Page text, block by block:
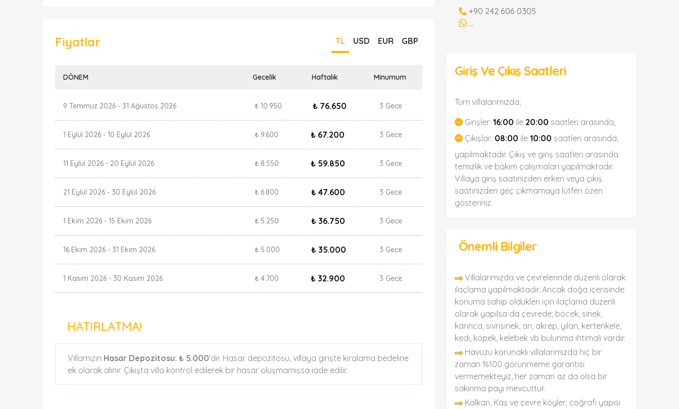
Fiyatlar TL USD EUR GBP
DÖNEM Gecelik Haftalık Minumum
9 Temmuz 2026 - 31 Ağustos 2026 ₺ 10.950 ₺ 76.650 3 Gece
1 Eylül 2026 - 10 Eylül 2026 ₺ 9.600 ₺ 67.200 3 Gece
11 Eylül 2026 - 20 Eylül 2026 ₺ 8.550 ₺ 59.850 3 Gece
21 Eylül 2026 - 30 Eylül 2026 ₺ 6.800 ₺ 47.600 3 Gece
1 Ekim 2026 - 15 Ekim 2026 ₺ 5.250 ₺ 36.750 3 Gece
16 Ekim 2026 - 31 Ekim 2026 ₺ 5.000 ₺ 35.000 3 Gece
1 Kasım 2026 - 30 Kasım 2026 ₺ 4.700 ₺ 32.900 3 Gece
HATIRLATMA!
Villamızın Hasar Depozitosu: ₺ 5.000'dir. Hasar depozitosu, villaya girişte kiralama bedeline
ek olarak alınır. Çıkışta villa kontrol edilerek bir hasar oluşmamışsa iade edilir.
+90 242 606 0305
...
Giriş Ve Çıkış Saatleri
Tüm villalarımızda;
Girişler: 16:00 ile 20:00 saatleri arasında,
Çıkışlar: 08:00 ile 10:00 saatleri arasında,
yapılmaktadır. Çıkış ve giriş saatleri arasında
temizlik ve bakım çalışmaları yapılmaktadır.
Villaya giriş saatinizden erken veya çıkış
saatinizden geç çıkmamaya lütfen özen
gösteriniz.
Önemli Bilgiler
Villalarımızda ve çevrelerinde düzenli olarak
ilaçlama yapılmaktadır. Ancak doğa içerisinde
konuma sahip olduklerı için ilaçlama düzenli
olarak yapılsa da çevrede; böcek, sinek,
karınca, sivrisinek, arı, akrep, yılan, kertenkele,
kedi, köpek, kelebek vb bulunma ihtimali vardır.
Havuzu korunaklı villalarımızda hiç bir
zaman %100 görünmeme garantisi
vermemekteyiz, her zaman az da olsa bir
sakınma payı mevcuttur.
Kalkan, Kaş ve çevre köyler; coğrafi yapısı